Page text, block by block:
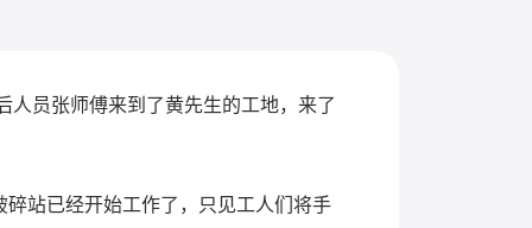
人员张师傅来到了黄先生的工地，来了
碎站已经开始工作了，只见工人们将手